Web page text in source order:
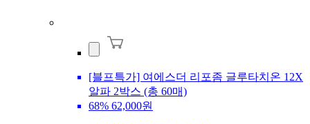
[블프특가] 여에스더 리포좀 글루타치온 12X
알파 2박스 (총 60매)
68% 62,000원